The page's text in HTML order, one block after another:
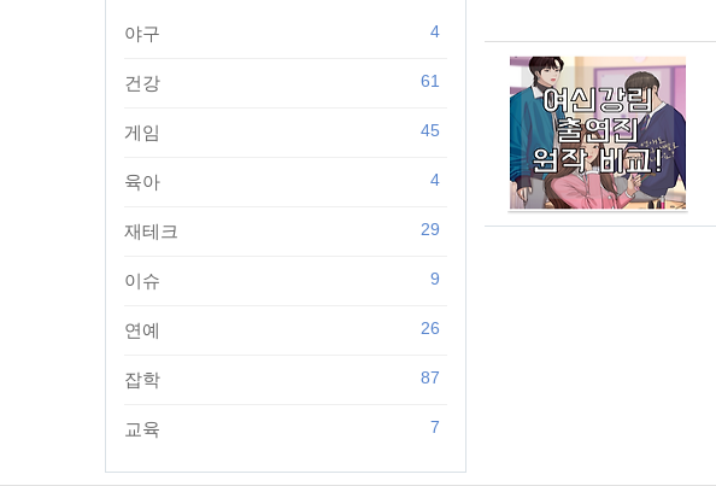
야구 4
건강 61
게임 45
육아 4
재테크 29
이슈 9
연예 26
잡학 87
교육 7